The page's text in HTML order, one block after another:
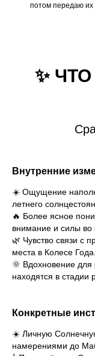
потом передаю их
✨
Внутренние
☀️ Ощущение
летнего
🔥 Более ясное
внимание и силы во
🌿 Чувство связи с
места в Колесе Года.
🌞 Вдохновение для
находятся в стадии
Конкретные
☀️ Личную
намерениями до